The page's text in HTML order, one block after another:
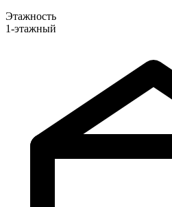
Этажность
1-этажный